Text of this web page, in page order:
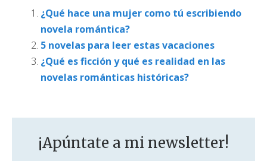
¿Qué hace una mujer como tú escribiendo
novela romántica?
5 novelas para leer estas vacaciones
¿Qué es ficción y qué es realidad en las
novelas románticas históricas?
¡Apúntate a mi newsletter!